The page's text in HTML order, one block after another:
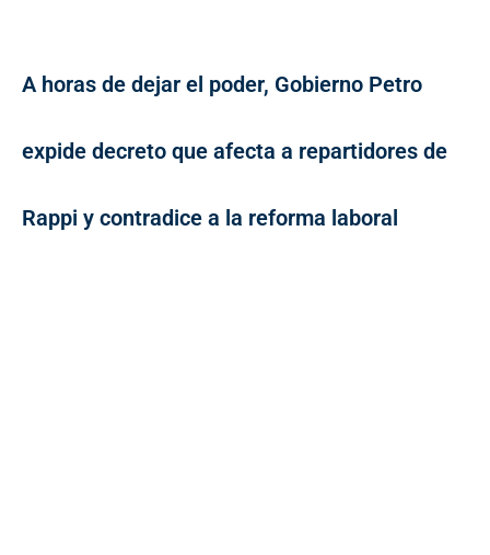
A horas de dejar el poder, Gobierno Petro
expide decreto que afecta a repartidores de
Rappi y contradice a la reforma laboral